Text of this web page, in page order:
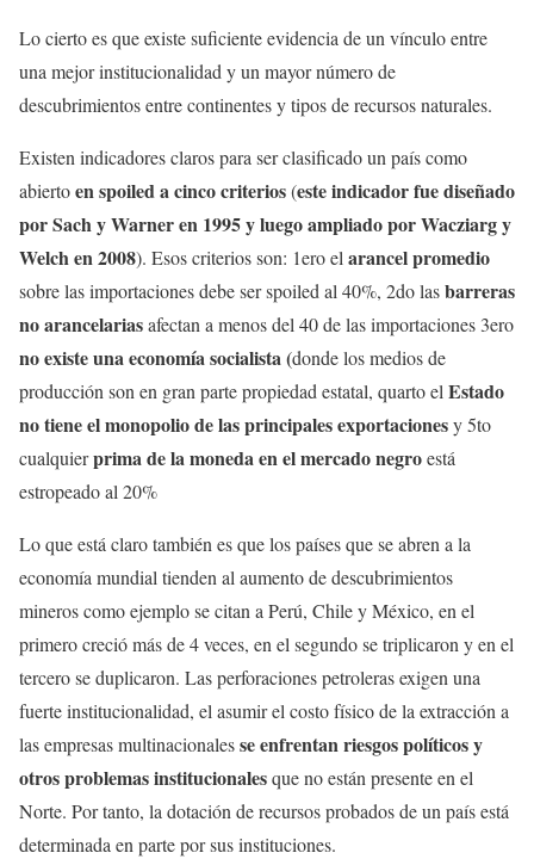
Lo cierto es que existe suficiente evidencia de un vínculo entre
una mejor institucionalidad y un mayor número de
descubrimientos entre continentes y tipos de recursos naturales.
Existen indicadores claros para ser clasificado un país como
abiertoen spoiled a cinco criterios(este indicador fue diseñado
por Sach y Warner en 1995 y luego ampliado por Wacziarg y
Welch en 2008). Esos criterios son: 1ero elarancel promedio
sobre las importaciones debe ser spoiled al 40%, 2do lasbarreras
no arancelariasafectan a menos del 40 de las importaciones 3ero
no existe una economía socialista (donde los medios de
producción son en gran parte propiedad estatal, quarto elEstado
no tiene el monopolio de las principales exportacionesy 5to
cualquierprima de la moneda en el mercado negroestá
estropeado al 20%
Lo que está claro también es que los países que se abren a la
economía mundial tienden al aumento de descubrimientos
mineros como ejemplo se citan a Perú, Chile y México, en el
primero creció más de 4 veces, en el segundo se triplicaron y en el
tercero se duplicaron. Las perforaciones petroleras exigen una
fuerte institucionalidad, el asumir el costo físico de la extracción a
las empresas multinacionalesse enfrentan riesgos políticosy
otros problemas institucionalesque no están presente en el
Norte. Por tanto, la dotación de recursos probados de un país está
determinada en parte por sus instituciones.